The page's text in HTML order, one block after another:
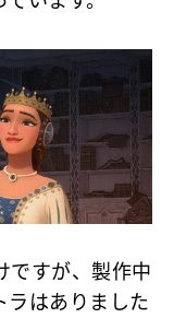
ですが、製作中
ラはありました